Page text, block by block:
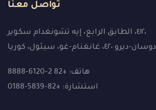
تواصل معنا
٤١٢، الطابق الرابع، إيه تشونغدام سكوير،
دوسان-ديرو ٤٢٠، غانغنام-غو، سيئول، كوريا
هاتف: +82 2-6120-8888
استشارة: +82-5839-0188